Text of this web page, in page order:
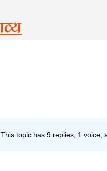
This topic has 9 replies, 1 voice,